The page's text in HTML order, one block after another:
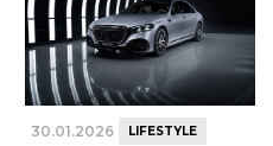
30.01.2026 LIFESTYLE